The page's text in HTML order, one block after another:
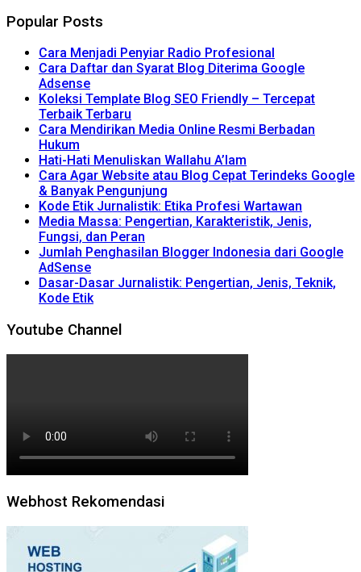
Popular Posts
Cara Menjadi Penyiar Radio Profesional
Cara Daftar dan Syarat Blog Diterima Google
Adsense
Koleksi Template Blog SEO Friendly – Tercepat
Terbaik Terbaru
Cara Mendirikan Media Online Resmi Berbadan
Hukum
Hati-Hati Menuliskan Wallahu A’lam
Cara Agar Website atau Blog Cepat Terindeks Google
& Banyak Pengunjung
Kode Etik Jurnalistik: Etika Profesi Wartawan
Media Massa: Pengertian, Karakteristik, Jenis,
Fungsi, dan Peran
Jumlah Penghasilan Blogger Indonesia dari Google
AdSense
Dasar-Dasar Jurnalistik: Pengertian, Jenis, Teknik,
Kode Etik
Youtube Channel
Webhost Rekomendasi